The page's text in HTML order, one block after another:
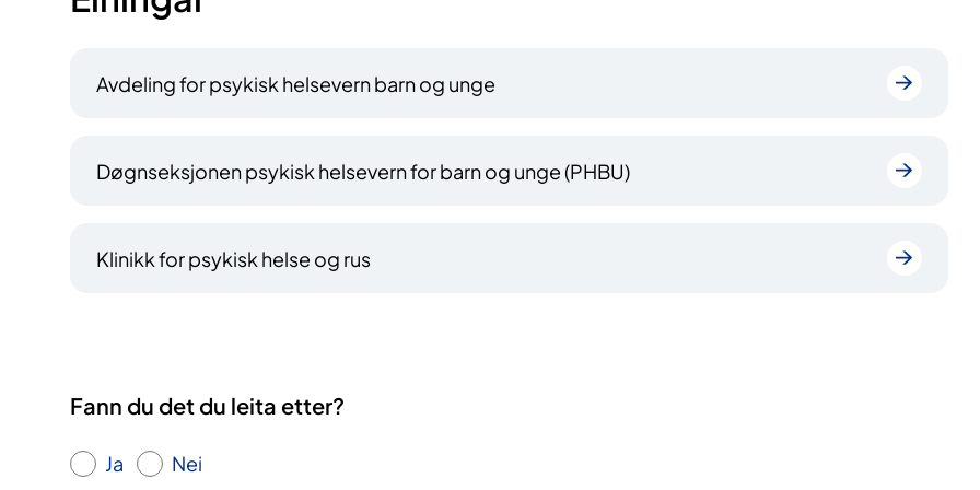
Avdeling for psykisk helsevern barn og unge
Døgnseksjonen psykisk helsevern for barn og unge (PHBU)
Klinikk for psykisk helse og rus
Fann du det du leita etter?
Ja Nei